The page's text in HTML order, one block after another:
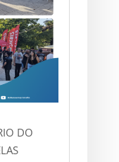
DO